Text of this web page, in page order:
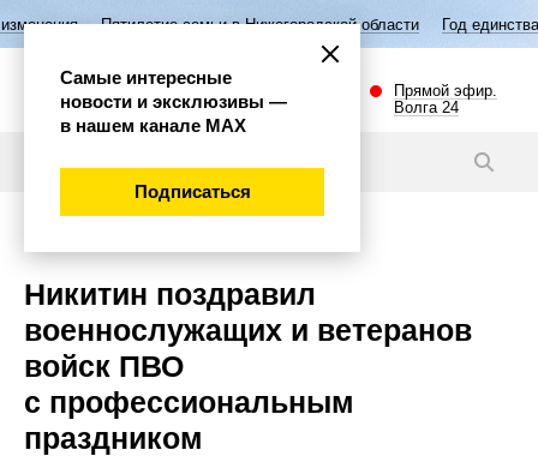
семьи в Нижегородской области Год единства народов России
Прямой эфир.
Волга 24
Никитин поздравил
военнослужащих и ветеранов
войск ПВО
с профессиональным
праздником
Самые интересные
новости и эксклюзивы —
в нашем канале МАХ
Подписаться